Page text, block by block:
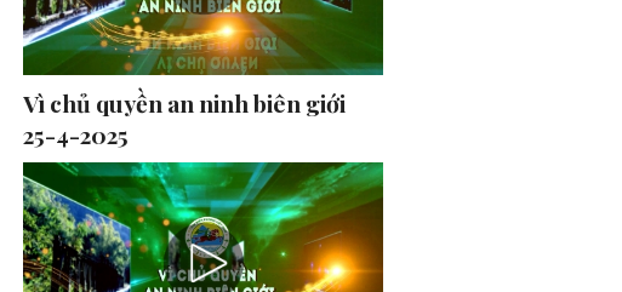
Vì chủ quyền an ninh biên giới
25-4-2025